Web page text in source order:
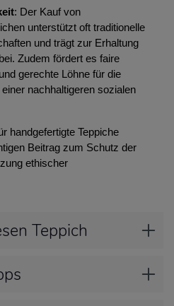
: Der Kauf von
unterstützt oft traditionelle
und trägt zur Erhaltung
Zudem fördert es faire
gerechte Löhne für die
nachhaltigeren sozialen
handgefertigte Teppiche
Beitrag zum Schutz der
ethischer
Teppich